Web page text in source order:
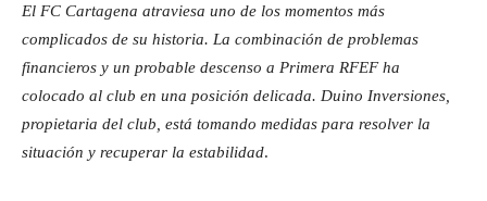
El FC Cartagena atraviesa uno de los momentos más
complicados de su historia. La combinación de problemas
financieros y un probable descenso a Primera RFEF ha
colocado al club en una posición delicada. Duino Inversiones,
propietaria del club, está tomando medidas para resolver la
situación y recuperar la estabilidad.